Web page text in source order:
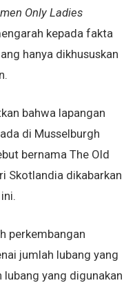
Only Ladies
kepada fakta
hanya dikhususkan
bahwa lapangan
di Musselburgh
bernama The Old
Skotlandia dikabarkan
perkembangan
jumlah lubang yang
yang digunakan